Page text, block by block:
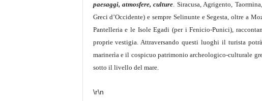
paesaggi, atmosfere, culture. Siracusa, Agrigento,
Greci d’Occidente) e sempre Selinunte e Segesta, oltre a
Pantelleria e le Isole Egadi (per i Fenicio-Punici),
proprie vestigia. Attraversando questi luoghi il turista
marinerìa e il cospicuo patrimonio archeologico-culturale
sotto il livello del mare.
\r\n